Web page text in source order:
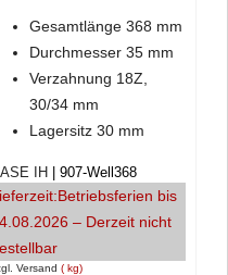
Gesamtlänge 368 mm
Durchmesser 35 mm
Verzahnung 18Z,
30/34 mm
Lagersitz 30 mm
Versand kg
IH 907-Well368
Betriebsferien bis
– Derzeit nicht